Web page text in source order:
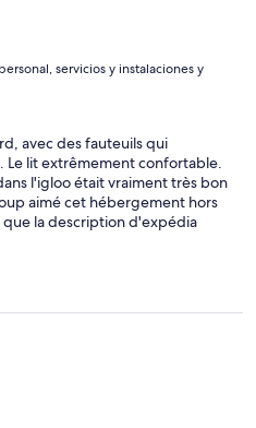
servicios y instalaciones y
avec des fauteuils qui
Le lit extrêmement confortable.
l'igloo était vraiment très bon
aimé cet hébergement hors
la description d'expédia
salle de bain sans
communes hors de l'igloo,
bien que cela soit clairement